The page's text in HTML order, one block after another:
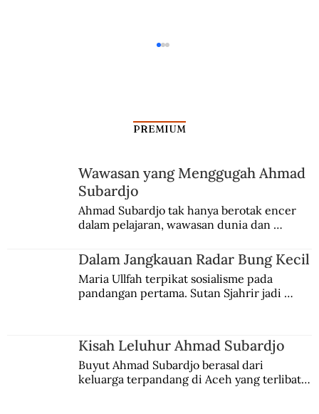
Cerita Para Bintang Telenovela di
Indonesia
PREMIUM
Wawasan yang Menggugah Ahmad
Subardjo
Ahmad Subardjo tak hanya berotak encer
dalam pelajaran, wawasan dunia dan
Jules Verne, Multatuli, hingga Sun Yat-sen.
Dalam Jangkauan Radar Bung Kecil
Maria Ullfah terpikat sosialisme pada
pandangan pertama. Sutan Sjahrir jadi
Kisah Leluhur Ahmad Subardjo
Buyut Ahmad Subardjo berasal dari
keluarga terpandang di Aceh yang terlibat